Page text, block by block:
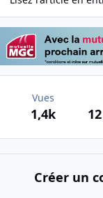
Vues
1,4k
Créer un